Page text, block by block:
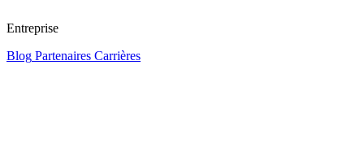
Entreprise
Blog Partenaires Carrières